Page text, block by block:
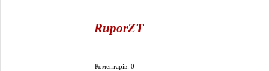
RuporZT
Коментарів: 0